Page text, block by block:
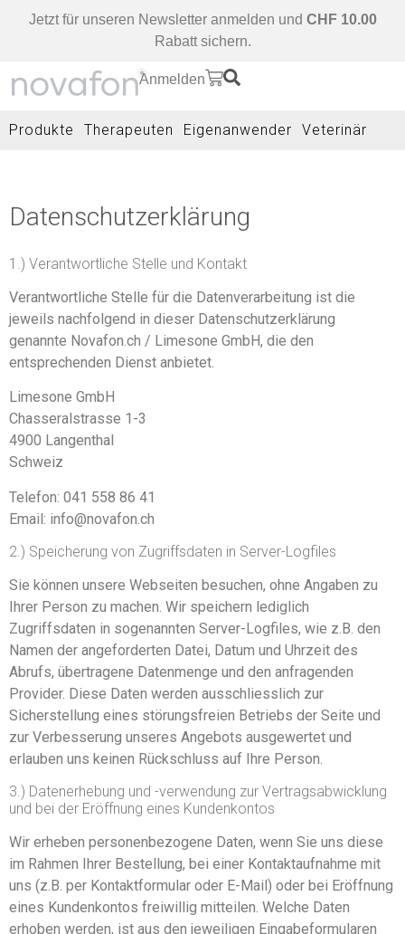
Jetzt für unseren Newsletter anmelden und CHF 10.00
Rabatt sichern.
Anmelden
Produkte Therapeuten Eigenanwender Veterinär
Datenschutzerklärung
1.) Verantwortliche Stelle und Kontakt
Verantwortliche Stelle für die Datenverarbeitung ist die
jeweils nachfolgend in dieser Datenschutzerklärung
genannte Novafon.ch / Limesone GmbH, die den
entsprechenden Dienst anbietet.
Limesone GmbH
Chasseralstrasse 1-3
4900 Langenthal
Schweiz
Telefon: 041 558 86 41
Email: info@novafon.ch
2.) Speicherung von Zugriffsdaten in Server-Logfiles
Sie können unsere Webseiten besuchen, ohne Angaben zu
Ihrer Person zu machen. Wir speichern lediglich
Zugriffsdaten in sogenannten Server-Logfiles, wie z.B. den
Namen der angeforderten Datei, Datum und Uhrzeit des
Abrufs, übertragene Datenmenge und den anfragenden
Provider. Diese Daten werden ausschliesslich zur
Sicherstellung eines störungsfreien Betriebs der Seite und
zur Verbesserung unseres Angebots ausgewertet und
erlauben uns keinen Rückschluss auf Ihre Person.
3.) Datenerhebung und -verwendung zur Vertragsabwicklung
und bei der Eröffnung eines Kundenkontos
Wir erheben personenbezogene Daten, wenn Sie uns diese
im Rahmen Ihrer Bestellung, bei einer Kontaktaufnahme mit
uns (z.B. per Kontaktformular oder E-Mail) oder bei Eröffnung
eines Kundenkontos freiwillig mitteilen. Welche Daten
erhoben werden, ist aus den jeweiligen Eingabeformularen